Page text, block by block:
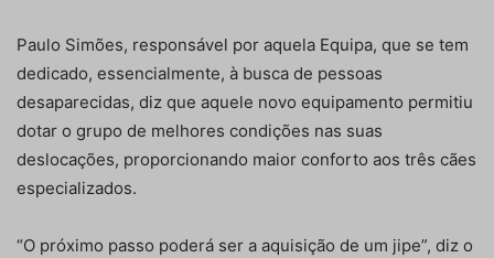
Paulo Simões, responsável por aquela Equipa, que se tem
dedicado, essencialmente, à busca de pessoas
desaparecidas, diz que aquele novo equipamento permitiu
dotar o grupo de melhores condições nas suas
deslocações, proporcionando maior conforto aos três cães
especializados.
“O próximo passo poderá ser a aquisição de um jipe”, diz o